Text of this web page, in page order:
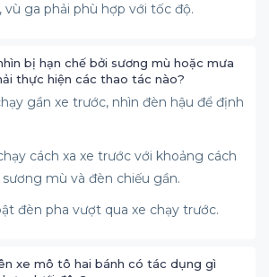
vù ga phải phù hợp với tốc độ.
bị hạn chế bởi sương mù hoặc mưa
thực hiện các thao tác nào?
gần xe trước, nhìn đèn hậu để định
cách xa xe trước với khoảng cách
mù và đèn chiếu gần.
đèn pha vượt qua xe chạy trước.
xe mô tô hai bánh có tác dụng gì